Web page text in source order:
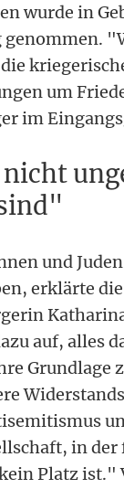
wurde in
genommen.
um
im
und
erklärte
auf, alles
Grundlage
in der
Platz ist."